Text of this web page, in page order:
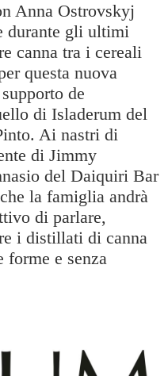
Anna Ostrovskyj
durante gli ultimi
canna tra i cereali
questa nuova
de
di Isladerum del
Ai nastri di
di Jimmy
del Daiquiri Bar
la famiglia andrà
di parlare,
i distillati di canna
forme e senza